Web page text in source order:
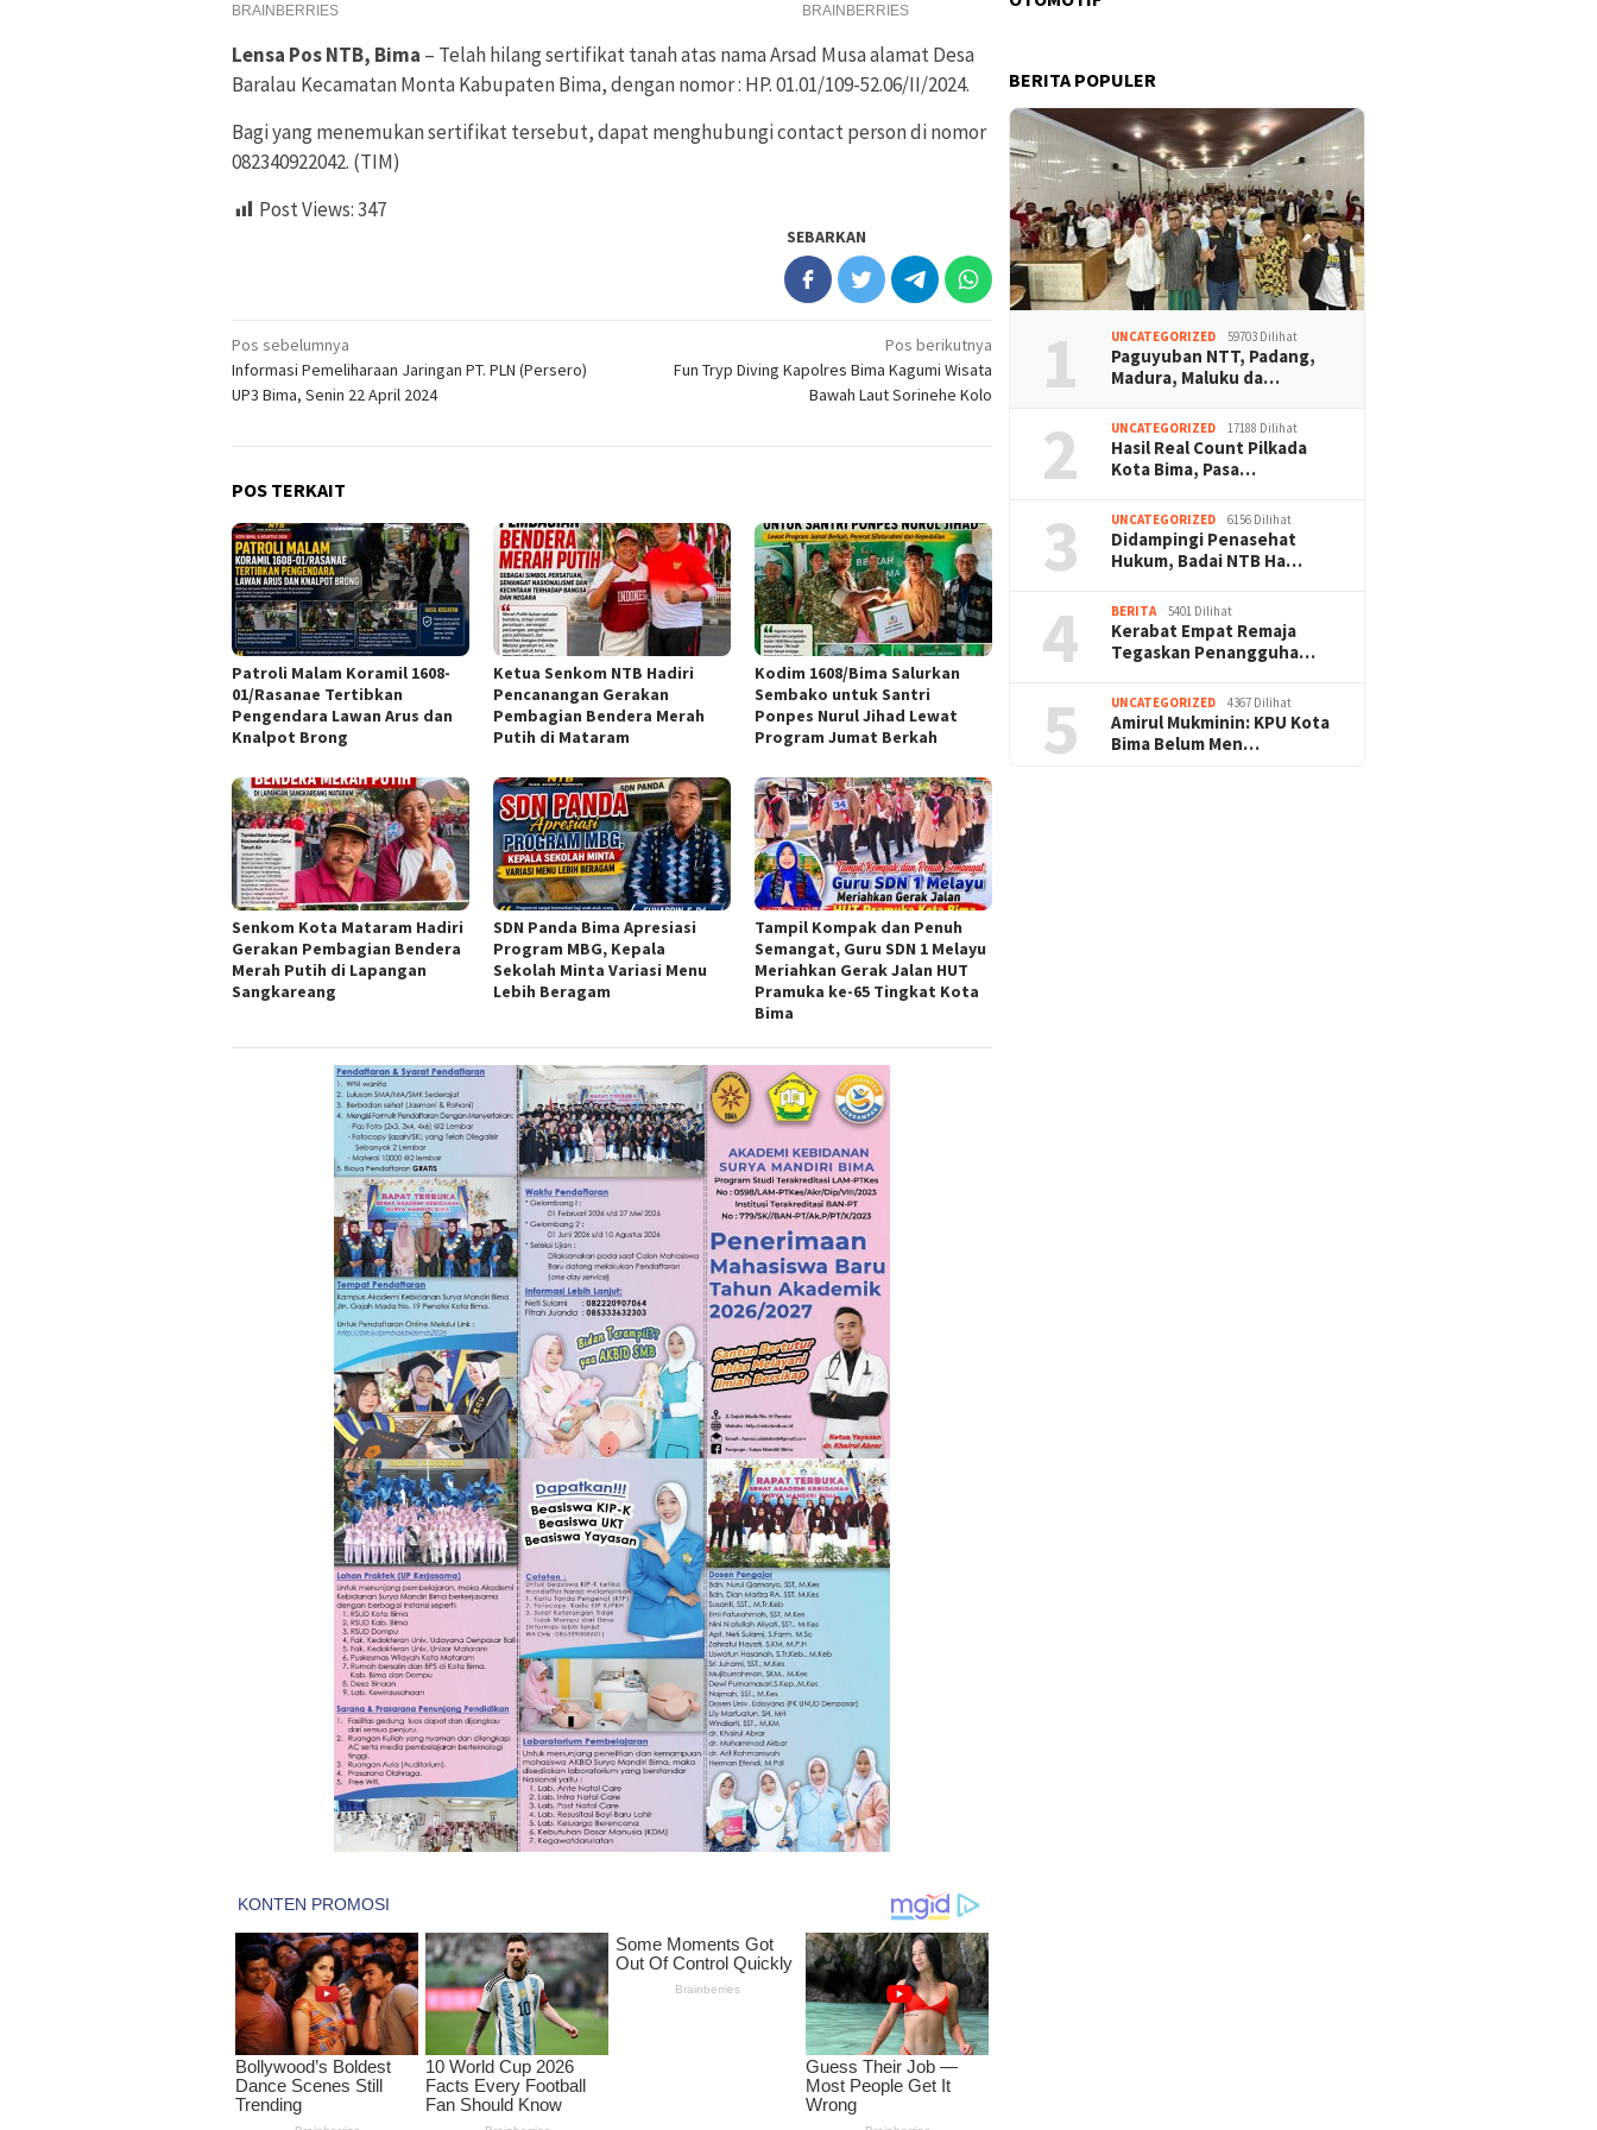
Lensa Pos NTB, Bima – Telah hilang sertifikat tanah atas nama Arsad Musa alamat Desa
Baralau Kecamatan Monta Kabupaten Bima, dengan nomor : HP. 01.01/109-52.06/II/2024.
Bagi yang menemukan sertifikat tersebut, dapat menghubungi contact person di nomor
082340922042. (TIM)
Post Views:347
SEBARKAN
Navigasi
pos
Pos sebelumnya
Informasi Pemeliharaan Jaringan PT. PLN (Persero)
UP3 Bima, Senin 22 April 2024
Pos berikutnya
Fun Tryp Diving Kapolres Bima Kagumi Wisata
Bawah Laut Sorinehe Kolo
POS TERKAIT
Patroli Malam Koramil 1608-
01/Rasanae Tertibkan
Pengendara Lawan Arus dan
Knalpot Brong
Ketua Senkom NTB Hadiri
Pencanangan Gerakan
Pembagian Bendera Merah
Putih di Mataram
Kodim 1608/Bima Salurkan
Sembako untuk Santri
Ponpes Nurul Jihad Lewat
Program Jumat Berkah
Senkom Kota Mataram Hadiri
Gerakan Pembagian Bendera
Merah Putih di Lapangan
Sangkareang
SDN Panda Bima Apresiasi
Program MBG, Kepala
Sekolah Minta Variasi Menu
Lebih Beragam
Tampil Kompak dan Penuh
Semangat, Guru SDN 1 Melayu
Meriahkan Gerak Jalan HUT
Pramuka ke-65 Tingkat Kota
Bima
BERITA POPULER
1 UNCATEGORIZED 59703 Dilihat
Paguyuban NTT, Padang,
Madura, Maluku da…
2 UNCATEGORIZED 17188 Dilihat
Hasil Real Count Pilkada
Kota Bima, Pasa…
3 UNCATEGORIZED 6156 Dilihat
Didampingi Penasehat
Hukum, Badai NTB Ha…
4 BERITA 5401 Dilihat
Kerabat Empat Remaja
Tegaskan Penangguha…
5 UNCATEGORIZED 4367 Dilihat
Amirul Mukminin: KPU Kota
Bima Belum Men…